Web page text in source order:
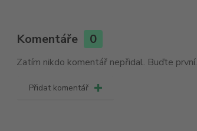
Komentáře 0
Zatím nikdo komentář nepřidal. Buďte první.
Přidat komentář